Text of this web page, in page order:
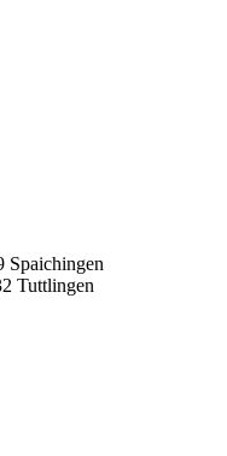
Spaichingen
Tuttlingen